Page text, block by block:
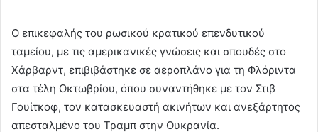
Ο επικεφαλής του ρωσικού κρατικού επενδυτικού
ταμείου, με τις αμερικανικές γνώσεις και σπουδές στο
Χάρβαρντ, επιβιβάστηκε σε αεροπλάνο για τη Φλόριντα
στα τέλη Οκτωβρίου, όπου συναντήθηκε με τον Στιβ
Γουίτκοφ, τον κατασκευαστή ακινήτων και ανεξάρτητος
απεσταλμένο του Τραμπ στην Ουκρανία.